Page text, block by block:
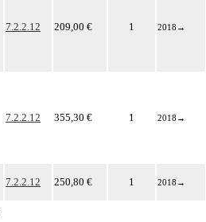
7.2.2.12 209,00 € 1 2018 →
7.2.2.12 355,30 € 1 2018 →
7.2.2.12 250,80 € 1 2018 →